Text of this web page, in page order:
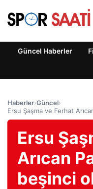
Güncel Haberler
Haberler›Güncel›
Ersu Şaşma ve Ferhat
Ersu
Arıcan
beşinci